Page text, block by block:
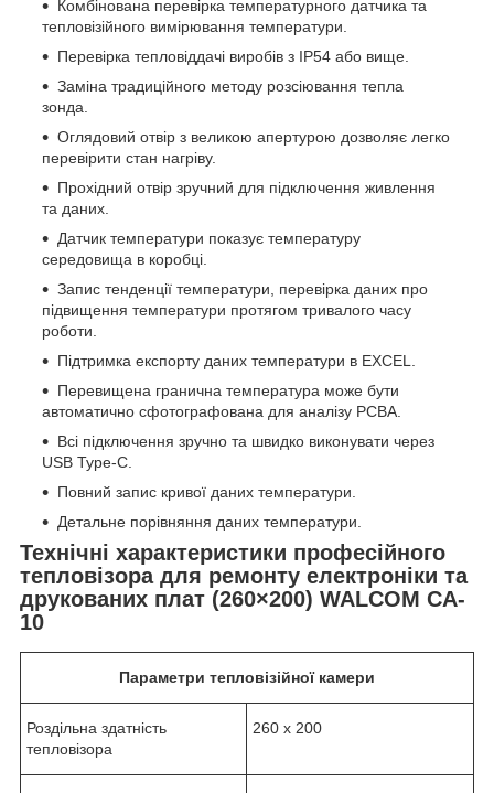
Комбінована перевірка температурного датчика та
тепловізійного вимірювання температури.
Перевірка тепловіддачі виробів з IP54 або вище.
Заміна традиційного методу розсіювання тепла
зонда.
Оглядовий отвір з великою апертурою дозволяє легко
перевірити стан нагріву.
Прохідний отвір зручний для підключення живлення
та даних.
Датчик температури показує температуру
середовища в коробці.
Запис тенденції температури, перевірка даних про
підвищення температури протягом тривалого часу
роботи.
Підтримка експорту даних температури в EXCEL.
Перевищена гранична температура може бути
автоматично сфотографована для аналізу PCBA.
Всі підключення зручно та швидко виконувати через
USB Type-C.
Повний запис кривої даних температури.
Детальне порівняння даних температури.
Технічні характеристики професійного
тепловізора для ремонту електроніки та
друкованих плат (260×200) WALCOM CA-
10
Параметри тепловізійної камери
Роздільна здатність
тепловізора
260 х 200